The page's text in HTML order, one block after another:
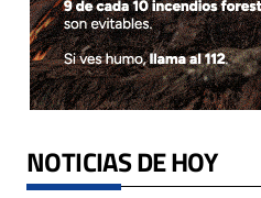
NOTICIAS DE HOY